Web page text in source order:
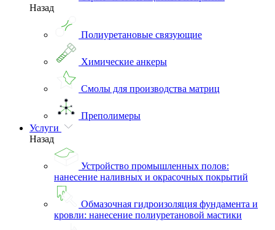
Назад
Полиуретановые связующие
Химические анкеры
Смолы для производства матриц
Преполимеры
Услуги
Назад
Устройство промышленных полов:
нанесение наливных и окрасочных покрытий
Обмазочная гидроизоляция фундамента и
кровли: нанесение полиуретановой мастики